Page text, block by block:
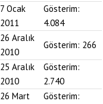
7 Ocak
2011
Gösterim:
4.084
26 Aralık
2010
Gösterim: 266
25 Aralık
2010
Gösterim:
2.740
26 Mart
Gösterim: